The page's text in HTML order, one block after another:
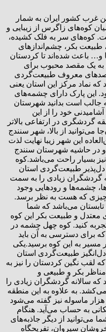
غرب کشور ایران به شمار
کوه‌های زاگرس از زیبایی و
کوه‌های سر به فلک کشیده،
بکر، چشم‌اندازهای
و… باعث شده‌اند تا کردستان
یک مقصد محبوب برای
معروف طبیعت‌گردی
که نماد مرکز این استان یعنی
این پارک دارای چشمه‌های
است بدانید شهرستان
خود را از این
گردشگری در ارتفاعی بالاتر
می‌توانید از بالا، شهر سنندج
این شهر زیبا نهایت لذت
و در حاشیه شهرستان سنندج
بسیار راحت می‌باشد.کوه
طبیعت‌گردی استان
گردشگران زیادی را به سمت
چشمه‌ها و رودهایی وجود
چیزی که هست به نظر برسد.
تابستان می‌باشد که شما
معتدل و طبیعت بکر این کوه
کنید. کوه چهل چشمه در
برای دسترسی به آن باید
مسیر به این کوه برسید.یکی
دل‌انگیز طبیعت‌گردی استان
لقب نگین کردستان را نیز به
بکر و طبیعی و
که سالانه گردشگران زیادی را
به علاوه به این منطقه
ماسوله نیز گفته می‌شود
به حساب می‌آید. هنگام
می‌توانید از دیگر جاذبه‌های
سیروان، تفریحگاه